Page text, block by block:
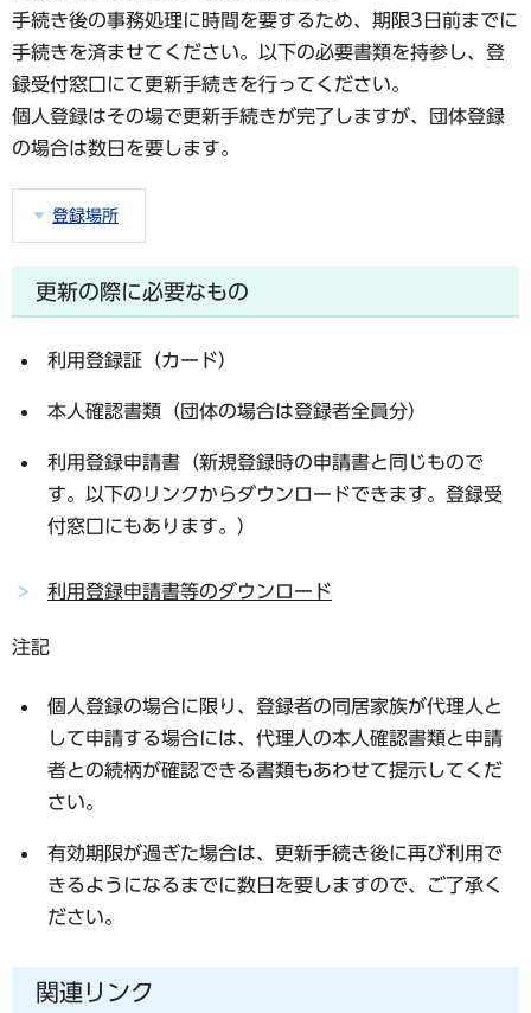
手続き後の事務処理に時間を要するため、期限3日前までに
手続きを済ませてください。以下の必要書類を持参し、登
録受付窓口にて更新手続きを行ってください。
個人登録はその場で更新手続きが完了しますが、団体登録
の場合は数日を要します。
登録場所
更新の際に必要なもの
利用登録証（カード）
本人確認書類（団体の場合は登録者全員分）
利用登録申請書（新規登録時の申請書と同じもので
す。以下のリンクからダウンロードできます。登録受
付窓口にもあります。）
利用登録申請書等のダウンロード
注記
個人登録の場合に限り、登録者の同居家族が代理人と
して申請する場合には、代理人の本人確認書類と申請
者との続柄が確認できる書類もあわせて提示してくだ
さい。
有効期限が過ぎた場合は、更新手続き後に再び利用で
きるようになるまでに数日を要しますので、ご了承く
ださい。
関連リンク